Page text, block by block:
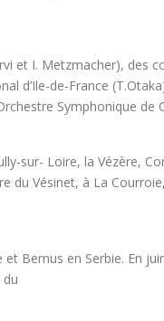
et I. Metzmacher), des
d’Ile-de-France
Symphonique de
sur- Loire, la Vézère,
Vésinet, à La
Bemus en Serbie. En
du